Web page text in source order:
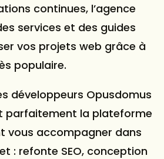
continues, l’agence
services et des guides
vos projets web grâce à
populaire.
développeurs Opusdomus
parfaitement la plateforme
vous accompagner dans
: refonte SEO, conception